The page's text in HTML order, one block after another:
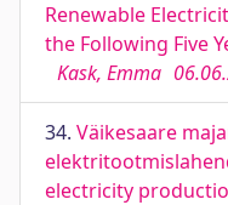
Renewable
the Following Five
Kask, Emma
34. Väikesaare
electricity